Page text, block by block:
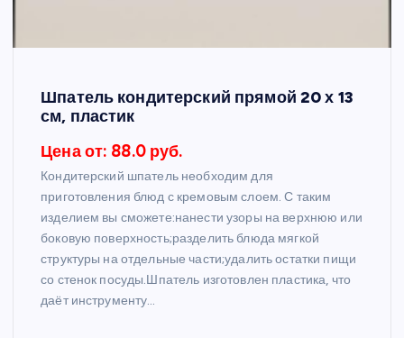
Шпатель кондитерский прямой 20 х 13
см, пластик
Цена от: 88.0 руб.
Кондитерский шпатель необходим для
приготовления блюд с кремовым слоем. С таким
изделием вы сможете:нанести узоры на верхнюю или
боковую поверхность;разделить блюда мягкой
структуры на отдельные части;удалить остатки пищи
со стенок посуды.Шпатель изготовлен пластика, что
даёт инструменту…